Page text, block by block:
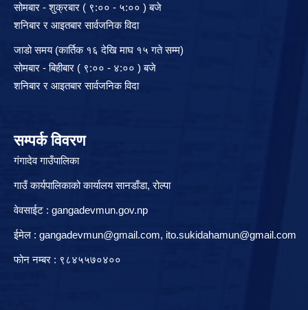
सोमबार - शुक्रबार ( ९:०० - ५:०० ) बजे
शनिबार र आइतबार सार्वजनिक विदा
जाडो समय (कार्तिक १६ देखि माघ १५ गते सम्म)
सोमबार - बिहीबार ( ९:०० - ४:०० ) बजे
शनिबार र आइतबार सार्वजनिक विदा
सम्पर्क विवरण
गंगादेव गाउँपालिका
गाउँ कार्यपालिकाको कार्यालय सानडाँडा, रो‍‍ल्पा
वेवसाईट : gangadevmun.gov.np
ईमेल : gangadevmun@gmail.com, ito.sukidahamun@gmail.com
फोन नम्बर : ९८४५५७०४००